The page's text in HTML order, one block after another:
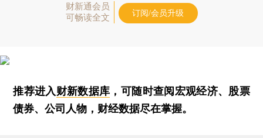
财新通会员
可畅读全文
订阅/会员升级
推荐进入财新数据库 ，可随时查阅宏观经济、股票
债券、公司人物，财经数据尽在掌握。